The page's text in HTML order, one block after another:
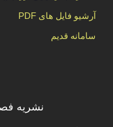
آرشیو فایل های PDF
سامانه قدیم
نشریه